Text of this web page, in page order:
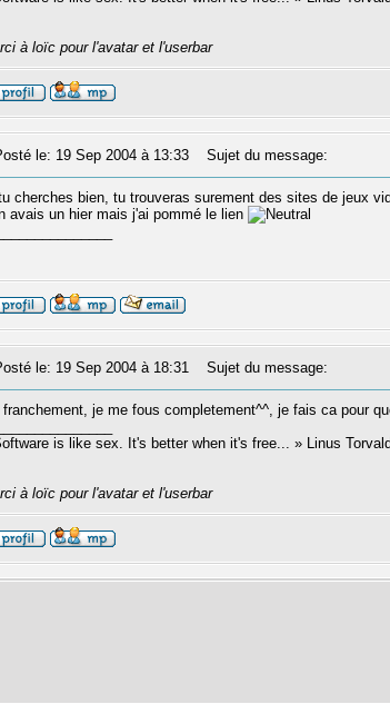
à loïc pour l'avatar et l'userbar
le: 19 Sep 2004 à 13:33 Sujet du message:
cherches bien, tu trouveras surement des sites de jeux
avais un hier mais j'ai pommé le lien
le: 19 Sep 2004 à 18:31 Sujet du message:
franchement, je me fous completement^^, je fais ca pour
is like sex. It's better when it's free... » Linus
à loïc pour l'avatar et l'userbar